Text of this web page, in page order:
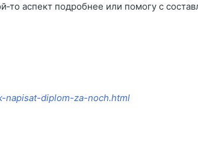
аспект подробнее или помогу с
napisat-diplom-za-noch.html